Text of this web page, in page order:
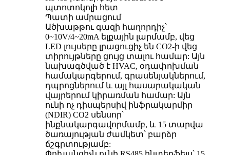
պտոտոկոլի հետ
Պատի ամրացում
Ածխաթթու գազի հաղորդիչ՝
0~10V/4~20mA ելքային լարմամբ, վեց
LED լույսերը լրացուցիչ են CO2-ի վեց
տիրույթները ցույց տալու համար: Այն
նախագծված է HVAC, օդափոխման
համակարգերում, գրասենյակներում,
դպրոցներում և այլ հասարակական
վայրերում կիրառման համար: Այն
ունի ոչ դիսպերսիվ ինֆրակարմիր
(NDIR) CO2 սենսոր՝
ինքնակարգավորմամբ, և 15 տարվա
ծառայության ժամկետ՝ բարձր
ճշգրտությամբ: